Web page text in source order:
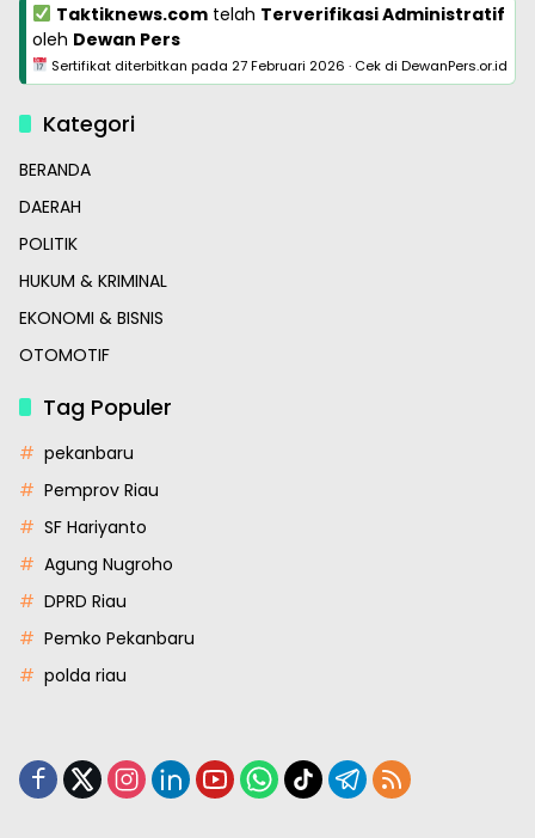
Taktiknews.comtelah Terverifikasi Administratif
oleh Dewan Pers
Sertifikat diterbitkan pada 27 Februari 2026 · Cek di DewanPers.or.id
Kategori
BERANDA
DAERAH
POLITIK
HUKUM & KRIMINAL
EKONOMI & BISNIS
OTOMOTIF
Tag Populer
pekanbaru
Pemprov Riau
SF Hariyanto
Agung Nugroho
DPRD Riau
Pemko Pekanbaru
polda riau